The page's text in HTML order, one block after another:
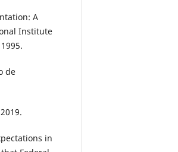
A
Institute
de
in